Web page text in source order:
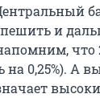
и
что
0,25%). А